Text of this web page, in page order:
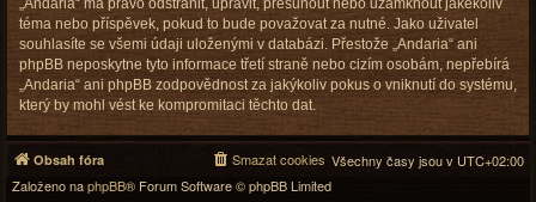
„Andaria“ má právo odstranit, upravit, přesunout nebo uzamknout jakékoliv
téma nebo příspěvek, pokud to bude považovat za nutné. Jako uživatel
souhlasíte se všemi údaji uloženými v databázi. Přestože „Andaria“ ani
phpBB neposkytne tyto informace třetí straně nebo cizím osobám, nepřebírá
„Andaria“ ani phpBB zodpovědnost za jakýkoliv pokus o vniknutí do systému,
který by mohl vést ke kompromitaci těchto dat.
Obsah fóra Všechny časy jsou v UTC+02:00
Smazat cookies
Založeno naphpBB® Forum Software © phpBB Limited